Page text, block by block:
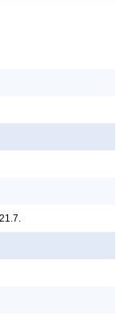
21.7.